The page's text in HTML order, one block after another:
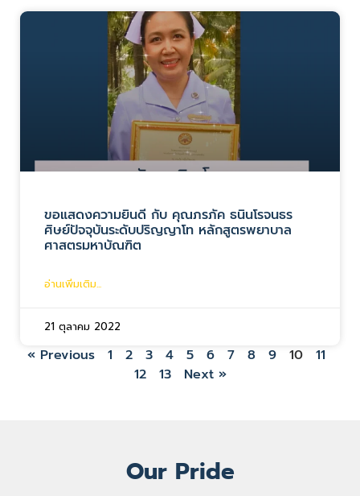
ขอแสดงความยินดี กับ คุณภรภัค ธนินโรจนธร
ศิษย์ปัจจุบันระดับปริญญาโท หลักสูตรพยาบาล
ศาสตรมหาบัณฑิต
อ่านเพิ่มเติม...
21 ตุลาคม 2022
« Previous 1 2 3 4 5 6 7 8 9 10
11
12
13 Next »
Our Pride